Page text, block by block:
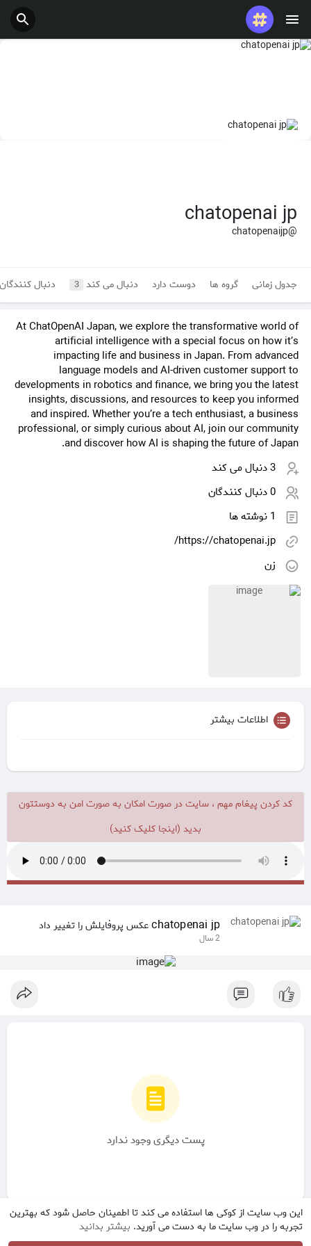
این وب سایت از کوکی ها استفاده می کند تا اطمینان حاصل شود که بهترین
تجربه را در وب سایت ما به دست می آورید. بیشتر بدانید
chatopenai jp
@chatopenaijp
جدول زمانی گروه ها دوست دارد دنبال می کند 3 دنبال
At ChatOpenAI Japan, we explore the transformative world of
artificial intelligence with a special focus on how it’s
impacting life and business in Japan. From advanced
language models and AI-driven customer support to
developments in robotics and finance, we bring you the latest
insights, discussions, and resources to keep you informed
and inspired. Whether you’re a tech enthusiast, a business
professional, or simply curious about AI, join our community
and discover how AI is shaping the future of Japan.
3 دنبال می کند
0 دنبال کنندگان
1 نوشته ها
https://chatopenai.jp/
زن
اطلاعات بیشتر
کد کردن پیغام مهم ، سایت در صورت امکان به صورت امن به دوستتون
بدید (اینجا کلیک کنید)
chatopenai jpعکس پروفایلش را تغییر داد
2 سال
پست دیگری وجود ندارد